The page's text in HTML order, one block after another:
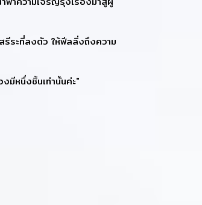
ระที่ลงตัว ให้ฟีลลิ่งถึงความ
หนึ่งชิ้นเท่านั้นค่ะ"